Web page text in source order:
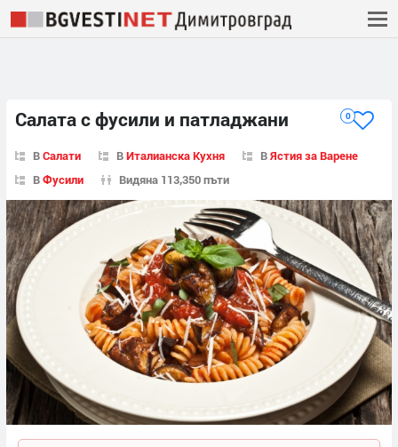
Салата с фусили и патладжани 0
ВСалати ВИталианска Кухня ВЯстия за Варене
ВФусили Видяна 113,350 пъти